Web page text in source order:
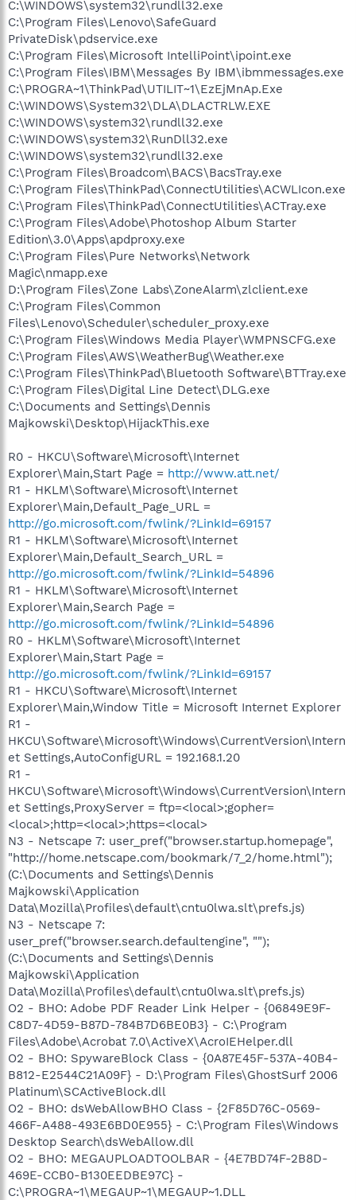
C:\WINDOWS\system32\rundll32.exe
C:\Program Files\Lenovo\SafeGuard
PrivateDisk\pdservice.exe
C:\Program Files\Microsoft IntelliPoint\ipoint.exe
C:\Program Files\IBM\Messages By IBM\ibmmessages.exe
C:\PROGRA~1\ThinkPad\UTILIT~1\EzEjMnAp.Exe
C:\WINDOWS\System32\DLA\DLACTRLW.EXE
C:\WINDOWS\system32\rundll32.exe
C:\WINDOWS\system32\RunDll32.exe
C:\WINDOWS\system32\rundll32.exe
C:\Program Files\Broadcom\BACS\BacsTray.exe
C:\Program Files\ThinkPad\ConnectUtilities\ACWLIcon.exe
C:\Program Files\ThinkPad\ConnectUtilities\ACTray.exe
C:\Program Files\Adobe\Photoshop Album Starter
Edition\3.0\Apps\apdproxy.exe
C:\Program Files\Pure Networks\Network
Magic\nmapp.exe
D:\Program Files\Zone Labs\ZoneAlarm\zlclient.exe
C:\Program Files\Common
Files\Lenovo\Scheduler\scheduler_proxy.exe
C:\Program Files\Windows Media Player\WMPNSCFG.exe
C:\Program Files\AWS\WeatherBug\Weather.exe
C:\Program Files\ThinkPad\Bluetooth Software\BTTray.exe
C:\Program Files\Digital Line Detect\DLG.exe
C:\Documents and Settings\Dennis
Majkowski\Desktop\HijackThis.exe
R0 - HKCU\Software\Microsoft\Internet
Explorer\Main,Start Page = http://www.att.net/
R1 - HKLM\Software\Microsoft\Internet
Explorer\Main,Default_Page_URL =
http://go.microsoft.com/fwlink/?LinkId=69157
R1 - HKLM\Software\Microsoft\Internet
Explorer\Main,Default_Search_URL =
http://go.microsoft.com/fwlink/?LinkId=54896
R1 - HKLM\Software\Microsoft\Internet
Explorer\Main,Search Page =
http://go.microsoft.com/fwlink/?LinkId=54896
R0 - HKLM\Software\Microsoft\Internet
Explorer\Main,Start Page =
http://go.microsoft.com/fwlink/?LinkId=69157
R1 - HKCU\Software\Microsoft\Internet
Explorer\Main,Window Title = Microsoft Internet Explorer
R1 -
HKCU\Software\Microsoft\Windows\CurrentVersion\Intern
et Settings,AutoConfigURL = 192.168.1.20
R1 -
HKCU\Software\Microsoft\Windows\CurrentVersion\Intern
et Settings,ProxyServer = ftp=<local>;gopher=
<local>;http=<local>;https=<local>
N3 - Netscape 7: user_pref("browser.startup.homepage",
"http://home.netscape.com/bookmark/7_2/home.html");
(C:\Documents and Settings\Dennis
Majkowski\Application
Data\Mozilla\Profiles\default\cntu0lwa.slt\prefs.js)
N3 - Netscape 7:
user_pref("browser.search.defaultengine", "");
(C:\Documents and Settings\Dennis
Majkowski\Application
Data\Mozilla\Profiles\default\cntu0lwa.slt\prefs.js)
O2 - BHO: Adobe PDF Reader Link Helper - {06849E9F-
C8D7-4D59-B87D-784B7D6BE0B3} - C:\Program
Files\Adobe\Acrobat 7.0\ActiveX\AcroIEHelper.dll
O2 - BHO: SpywareBlock Class - {0A87E45F-537A-40B4-
B812-E2544C21A09F} - D:\Program Files\GhostSurf 2006
Platinum\SCActiveBlock.dll
O2 - BHO: dsWebAllowBHO Class - {2F85D76C-0569-
466F-A488-493E6BD0E955} - C:\Program Files\Windows
Desktop Search\dsWebAllow.dll
O2 - BHO: MEGAUPLOADTOOLBAR - {4E7BD74F-2B8D-
469E-CCB0-B130EEDBE97C} -
C:\PROGRA~1\MEGAUP~1\MEGAUP~1.DLL